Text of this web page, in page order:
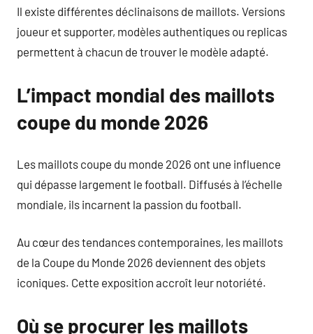
Il existe différentes déclinaisons de maillots. Versions
joueur et supporter, modèles authentiques ou replicas
permettent à chacun de trouver le modèle adapté.
L’impact mondial des maillots
coupe du monde 2026
Les maillots coupe du monde 2026 ont une influence
qui dépasse largement le football. Diffusés à l’échelle
mondiale, ils incarnent la passion du football.
Au cœur des tendances contemporaines, les maillots
de la Coupe du Monde 2026 deviennent des objets
iconiques. Cette exposition accroît leur notoriété.
Où se procurer les maillots